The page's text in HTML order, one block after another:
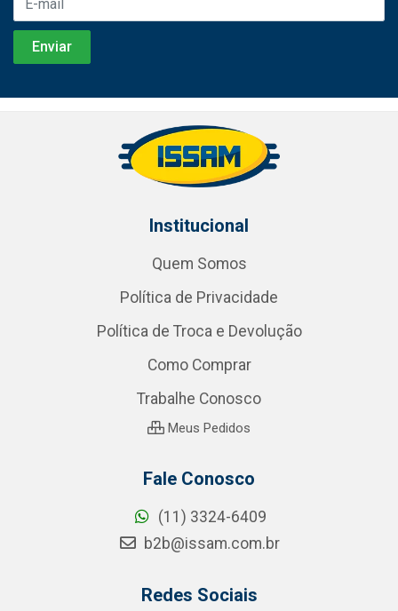
Institucional
Quem Somos
Política de Privacidade
Política de Troca e Devolução
Como Comprar
Trabalhe Conosco
Meus Pedidos
Fale Conosco
(11) 3324-6409
b2b@issam.com.br
Redes Sociais